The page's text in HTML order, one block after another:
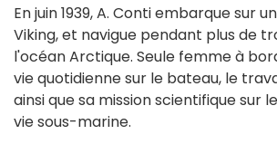
En juin 1939, A. Conti embarque sur
Viking, et navigue pendant plus de
l'océan Arctique. Seule femme à
vie quotidienne sur le bateau, le
ainsi que sa mission scientifique sur
vie sous-marine.